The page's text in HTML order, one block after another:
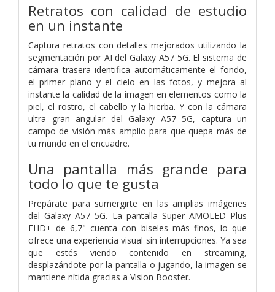
Retratos con calidad de estudio
en un instante
Captura retratos con detalles mejorados utilizando la
segmentación por AI del Galaxy A57 5G. El sistema de
cámara trasera identifica automáticamente el fondo,
el primer plano y el cielo en las fotos, y mejora al
instante la calidad de la imagen en elementos como la
piel, el rostro, el cabello y la hierba. Y con la cámara
ultra gran angular del Galaxy A57 5G, captura un
campo de visión más amplio para que quepa más de
tu mundo en el encuadre.
Una pantalla más grande para
todo lo que te gusta
Prepárate para sumergirte en las amplias imágenes
del Galaxy A57 5G. La pantalla Super AMOLED Plus
FHD+ de 6,7" cuenta con biseles más finos, lo que
ofrece una experiencia visual sin interrupciones. Ya sea
que estés viendo contenido en streaming,
desplazándote por la pantalla o jugando, la imagen se
mantiene nítida gracias a Vision Booster.